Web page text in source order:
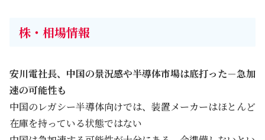
株・相場情報
安川電社長、中国の景況感や半導体市場は底打った－急加
速の可能性も
中国のレガシー半導体向けでは、装置メーカーはほとんど
在庫を持っている状態ではない